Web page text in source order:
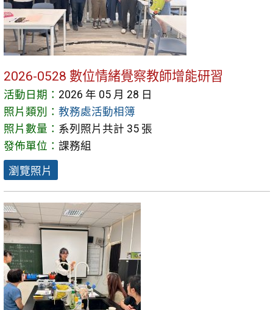
2026-0528 數位情緒覺察教師增能研習
活動日期： 2026 年 05 月 28 日
照片類別： 教務處活動相簿
照片數量： 系列照片共計 35 張
發佈單位： 課務組
瀏覽照片